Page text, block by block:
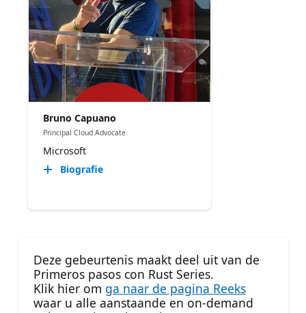
Bruno Capuano
Principal Cloud Advocate
Microsoft
Biografie
Deze gebeurtenis maakt deel uit van de
Primeros pasos con Rust Series.
Klik hier om ga naar de pagina Reeks
waar u alle aanstaande en on-demand